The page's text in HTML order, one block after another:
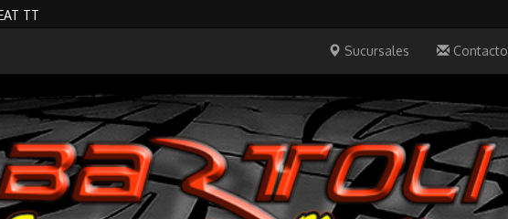
TT
Sucursales Contacto